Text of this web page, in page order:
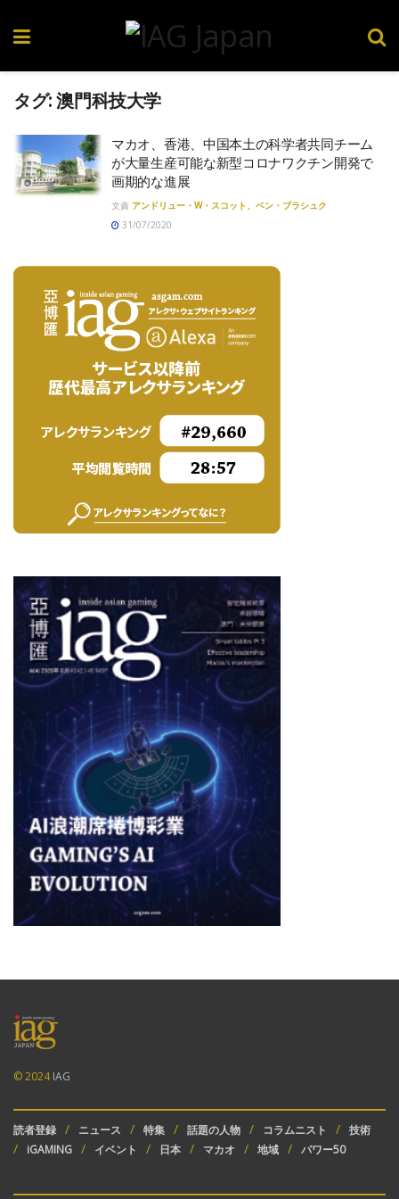
タグ:澳門科技大学
マカオ、香港、中国本土の科学者共同チーム
が大量生産可能な新型コロナワクチン開発で
画期的な進展
文責 アンドリュー・W・スコット、ベン・ブラシュク
31/07/2020
© 2024IAG
読者登録 ニュース 特集 話題の人物 コラムニスト
技術
iGAMING
イベント 日本 マカオ 地域 パワー50